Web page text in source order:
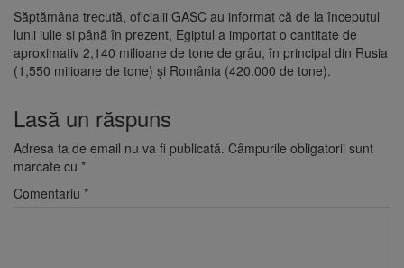
Săptămâna trecută, oficialii GASC au informat că de la începutul
lunii iulie şi până în prezent, Egiptul a importat o cantitate de
aproximativ 2,140 milioane de tone de grâu, în principal din Rusia
(1,550 milioane de tone) şi România (420.000 de tone).
Lasă un răspuns
Adresa ta de email nu va fi publicată. Câmpurile obligatorii sunt
marcate cu *
Comentariu *